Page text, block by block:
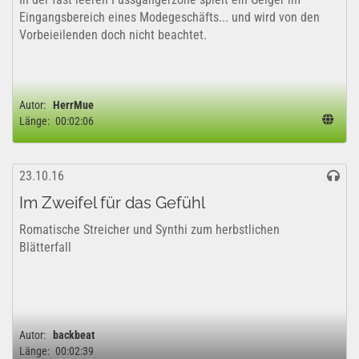
Eingangsbereich eines Modegeschäfts... und wird von den
Vorbeieilenden doch nicht beachtet.
Autor: HerrMue
Länge: 00:02:06
23.10.16
Im Zweifel für das Gefühl
Romatische Streicher und Synthi zum herbstlichen
Blätterfall
Autor:
backbeat
Länge: 00:02:39